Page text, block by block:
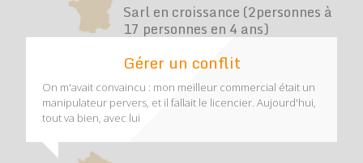
Sarl en croissance (2personnes à
17 personnes en 4 ans)
Gérer un conflit
On m'avait convaincu : mon meilleur commercial était un
manipulateur pervers, et il fallait le licencier. Aujourd'hui,
tout va bien, avec lui